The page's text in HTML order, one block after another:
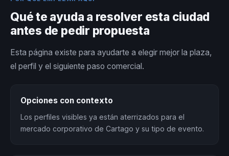
Qué te ayuda a resolver esta ciudad
antes de pedir propuesta
Esta página existe para ayudarte a elegir mejor la plaza,
el perfil y el siguiente paso comercial.
Opciones con contexto
Los perfiles visibles ya están aterrizados para el
mercado corporativo de Cartago y su tipo de evento.